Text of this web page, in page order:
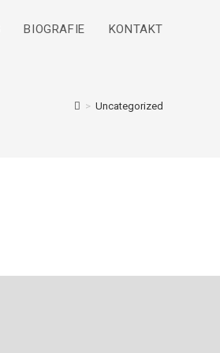
BIOGRAFIE KONTAKT
> Uncategorized